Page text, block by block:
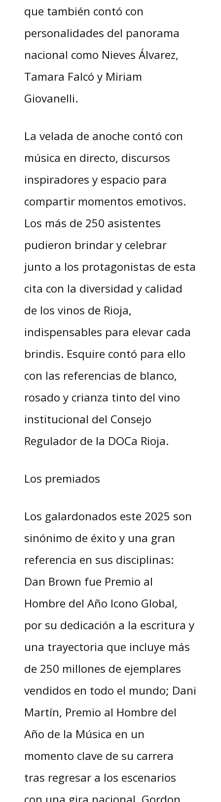
que también contó con
personalidades del panorama
nacional como Nieves Álvarez,
Tamara Falcó y Miriam
Giovanelli.
La velada de anoche contó con
música en directo, discursos
inspiradores y espacio para
compartir momentos emotivos.
Los más de 250 asistentes
pudieron brindar y celebrar
junto a los protagonistas de esta
cita con la diversidad y calidad
de los vinos de Rioja,
indispensables para elevar cada
brindis. Esquire contó para ello
con las referencias de blanco,
rosado y crianza tinto del vino
institucional del Consejo
Regulador de la DOCa Rioja.
Los premiados
Los galardonados este 2025 son
sinónimo de éxito y una gran
referencia en sus disciplinas:
Dan Brown fue Premio al
Hombre del Año Icono Global,
por su dedicación a la escritura y
una trayectoria que incluye más
de 250 millones de ejemplares
vendidos en todo el mundo; Dani
Martín, Premio al Hombre del
Año de la Música en un
momento clave de su carrera
tras regresar a los escenarios